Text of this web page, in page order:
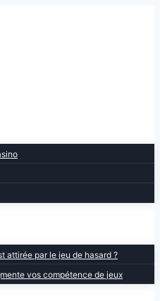
attirée par le jeu de hasard ?
vos compétence de jeux